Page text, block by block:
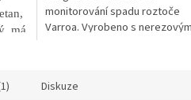
má
monitorování spadu roztoče
Varroa. Vyrobeno s nerezovým
12 x 46,4 x 57 cm; hmotnost 1,3
Diskuze